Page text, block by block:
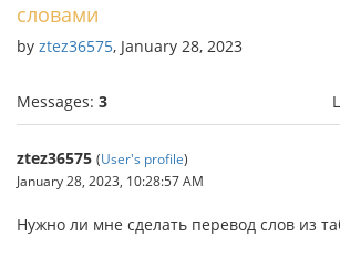
словами
by ztez36575, January 28, 2023
Messages: 3
ztez36575 (User's profile)
January 28, 2023, 10:28:57 AM
Нужно ли мне сделать перевод слов из